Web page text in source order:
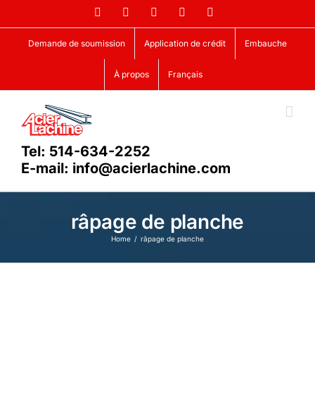
to
content
FacebookLinkedIn YouTube
Demande de soumission Application de crédit Embauche
À propos Français
Tel: 514-634-2252
E-mail: info@acierlachine.com
râpage de planche
Home râpage de planche